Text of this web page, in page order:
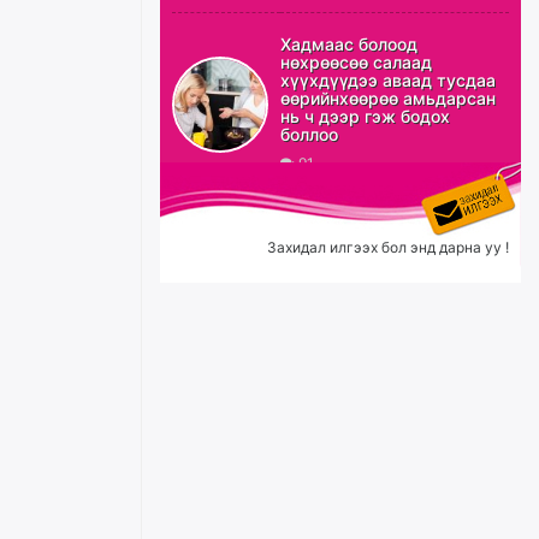
ХЗДХ-ын сайд С.Амарсайхан:
Авлигаар авсан хөрөнгийг
хурааж, нийгмийн сайн
сайхны хөгжилд зориулах
бөгөөд үүнийг хэд хэдэн эрх
бүхий байгууллагаас санал авна
өчигдѳр
Шатахууныг олдож байгаа
газраас нь л авч байна. Үнэ
тарифаас илүү хангамж дээр
анхаарч байна
Хадмаас болоод
нөхрөөсөө салаад
хүүхдүүдээ аваад тусдаа
өөрийнхөөрөө амьдарсан
нь ч дээр гэж бодох
боллоо
91
Захидал илгээх бол энд дарна уу !